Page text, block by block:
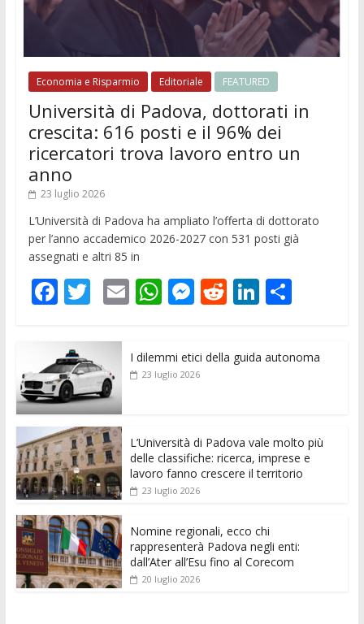
Economia e Risparmio Editoriale FEATURED
Università di Padova, dottorati in
crescita: 616 posti e il 96% dei
ricercatori trova lavoro entro un
anno
23 luglio 2026
L’Università di Padova ha ampliato l’offerta di dottorato
per l’anno accademico 2026-2027 con 531 posti già
assegnati e altri 85 in
F
e
b
o
o
k
T
itt
er
E
ai
l
W
s
p
M
ss
e
er
R
di
Li
e
C
di
I dilemmi etici della guida autonoma
23 luglio 2026
L’Università di Padova vale molto più
delle classifiche: ricerca, imprese e
lavoro fanno crescere il territorio
23 luglio 2026
Nomine regionali, ecco chi
rappresenterà Padova negli enti:
dall’Ater all’Esu fino al Corecom
20 luglio 2026